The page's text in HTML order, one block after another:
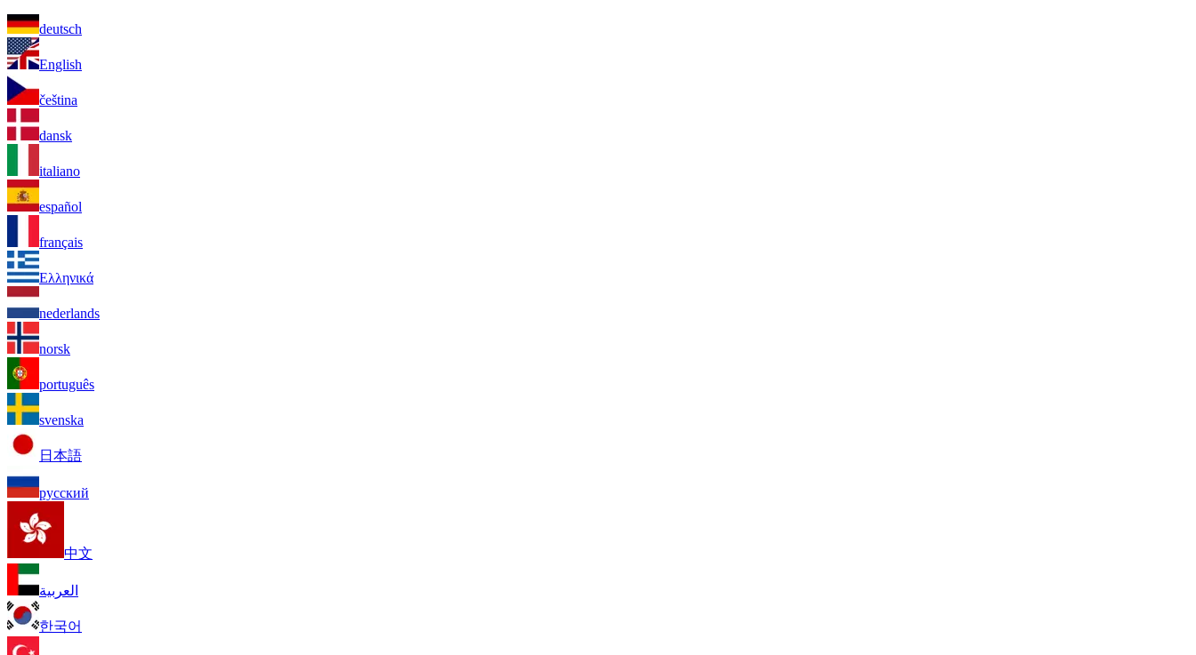
deutsch
English
čeština
dansk
italiano
español
français
Ελληνικά
nederlands
norsk
português
svenska
日本語
русский
中文
العربية
한국어